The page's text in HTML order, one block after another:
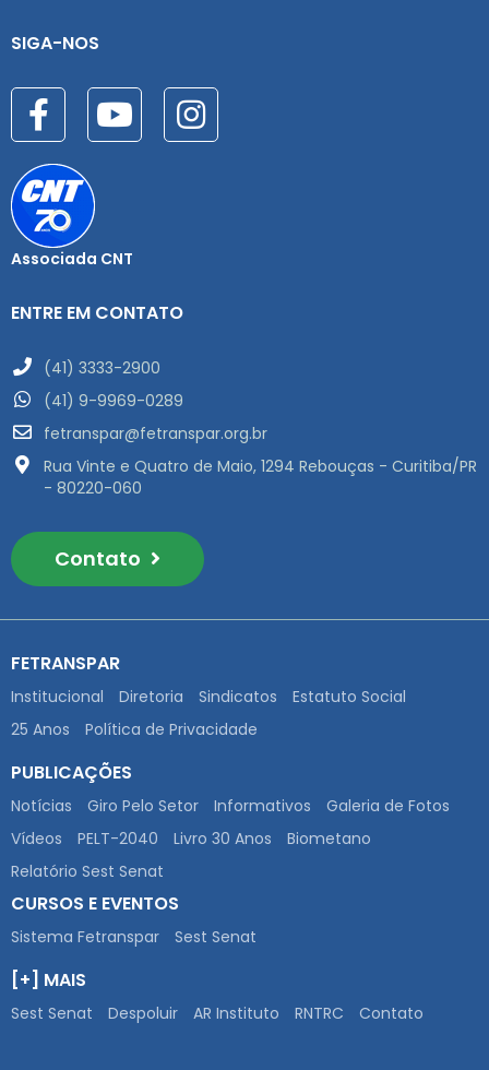
SIGA-NOS
Associada CNT
ENTRE EM CONTATO
(41) 3333-2900
(41) 9-9969-0289
fetranspar@fetranspar.org.br
Rua Vinte e Quatro de Maio, 1294 Rebouças - Curitiba/PR
- 80220-060
Contato
FETRANSPAR
Institucional Diretoria Sindicatos
Estatuto Social
25 Anos
Política de Privacidade
PUBLICAÇÕES
Notícias Giro Pelo Setor Informativos
Galeria de Fotos
Vídeos
PELT-2040 Livro 30 Anos
Biometano
Relatório Sest Senat
CURSOS E EVENTOS
Sistema Fetranspar Sest Senat
[+] MAIS
Sest Senat Despoluir AR Instituto RNTRC Contato